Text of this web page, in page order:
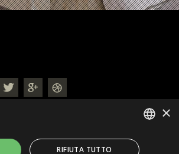
ITALIAN
×
RIFIUTA TUTTO